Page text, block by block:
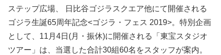
ステップ広場、 日比谷ゴジラスクエア他にて開催される
ゴジラ生誕65周年記念<ゴジラ・フェス 2019>。特別企画
として、11月4日(月・振休)に開催される「東宝スタジオ
ツアー」は、当選した合計30組60名をスタッフが案内。